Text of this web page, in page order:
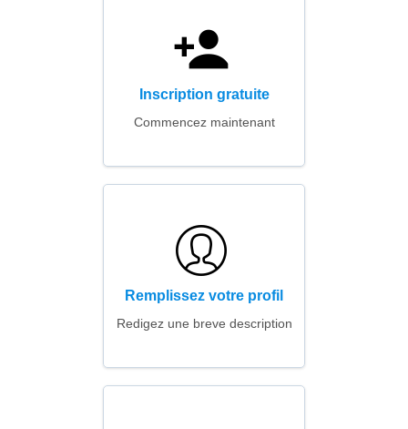
Inscription gratuite
Commencez maintenant
Remplissez votre profil
Redigez une breve description